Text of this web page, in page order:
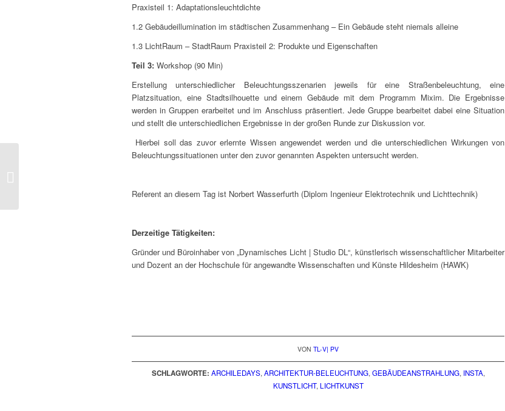
Praxisteil 1: Adaptationsleuchtdichte
1.2 Gebäudeillumination im städtischen Zusammenhang – Ein Gebäude steht niemals alleine
1.3 LichtRaum – StadtRaum Praxisteil 2: Produkte und Eigenschaften
Teil 3: Workshop (90 Min)
Erstellung unterschiedlicher Beleuchtungsszenarien jeweils für eine Straßenbeleuchtung, eine
Platzsituation, eine Stadtsilhouette und einem Gebäude mit dem Programm Mixim. Die Ergebnisse
werden in Gruppen erarbeitet und im Anschluss präsentiert. Jede Gruppe bearbeitet dabei eine Situation
und stellt die unterschiedlichen Ergebnisse in der großen Runde zur Diskussion vor.
Hierbei soll das zuvor erlernte Wissen angewendet werden und die unterschiedlichen Wirkungen von
Beleuchtungssituationen unter den zuvor genannten Aspekten untersucht werden.
Referent an diesem Tag ist Norbert Wasserfurth (Diplom Ingenieur Elektrotechnik und Lichttechnik)
Derzeitige Tätigkeiten:
Gründer und Büroinhaber von „Dynamisches Licht | Studio DL“, künstlerisch wissenschaftlicher Mitarbeiter
und Dozent an der Hochschule für angewandte Wissenschaften und Künste Hildesheim (HAWK)
VONTL-V| PV
SCHLAGWORTE: ARCHILEDAYS,ARCHITEKTUR-BELEUCHTUNG,GEBÄUDEANSTRAHLUNG, INSTA,
KUNSTLICHT, LICHTKUNST